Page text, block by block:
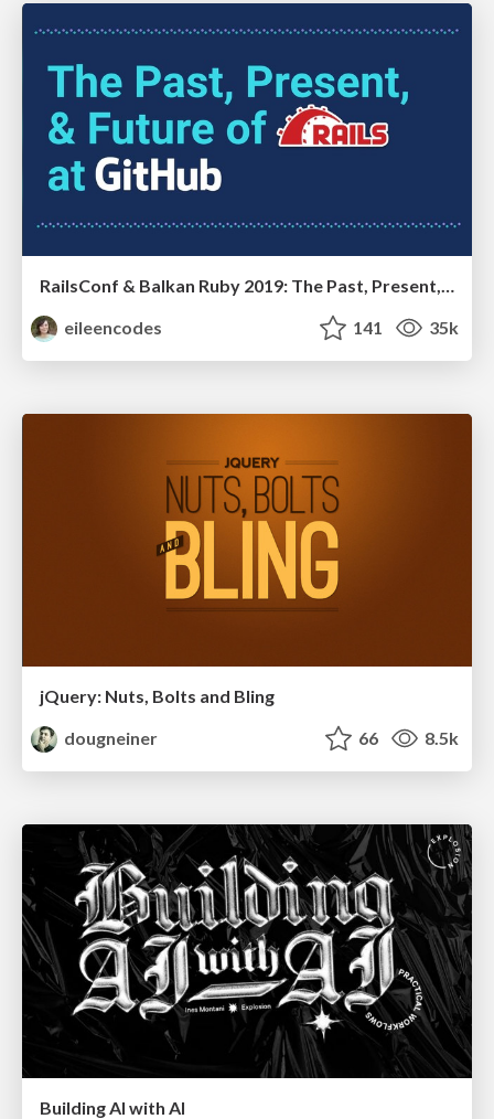
RailsConf & Balkan Ruby 2019: The Past, Present, and Future of Rails at GitHub
eileencodes
141 35k
jQuery: Nuts, Bolts and Bling
dougneiner
66 8.5k
Building AI with AI